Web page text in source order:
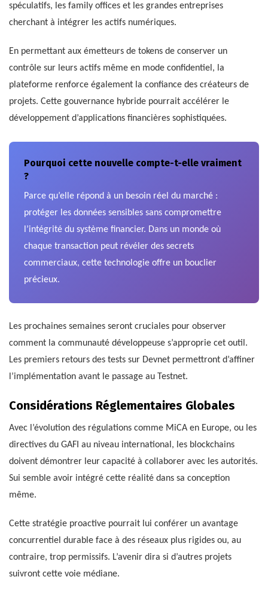
spéculatifs, les family offices et les grandes entreprises
cherchant à intégrer les actifs numériques.
En permettant aux émetteurs de tokens de conserver un
contrôle sur leurs actifs même en mode confidentiel, la
plateforme renforce également la confiance des créateurs de
projets. Cette gouvernance hybride pourrait accélérer le
développement d’applications financières sophistiquées.
Pourquoi cette nouvelle compte-t-elle vraiment
?
Parce qu’elle répond à un besoin réel du marché :
protéger les données sensibles sans compromettre
l’intégrité du système financier. Dans un monde où
chaque transaction peut révéler des secrets
commerciaux, cette technologie offre un bouclier
précieux.
Les prochaines semaines seront cruciales pour observer
comment la communauté développeuse s’approprie cet outil.
Les premiers retours des tests sur Devnet permettront d’affiner
l’implémentation avant le passage au Testnet.
Considérations Réglementaires Globales
Avec l’évolution des régulations comme MiCA en Europe, ou les
directives du GAFI au niveau international, les blockchains
doivent démontrer leur capacité à collaborer avec les autorités.
Sui semble avoir intégré cette réalité dans sa conception
même.
Cette stratégie proactive pourrait lui conférer un avantage
concurrentiel durable face à des réseaux plus rigides ou, au
contraire, trop permissifs. L’avenir dira si d’autres projets
suivront cette voie médiane.